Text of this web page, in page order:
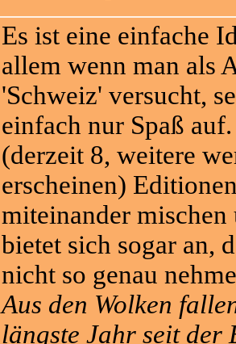
Es ist eine einfache
allem wenn man als
'Schweiz' versucht,
einfach nur Spaß
(derzeit 8, weitere
erscheinen)
miteinander mischen
bietet sich sogar an,
nicht so genau
Aus den Wolken
längste Jahr seit der